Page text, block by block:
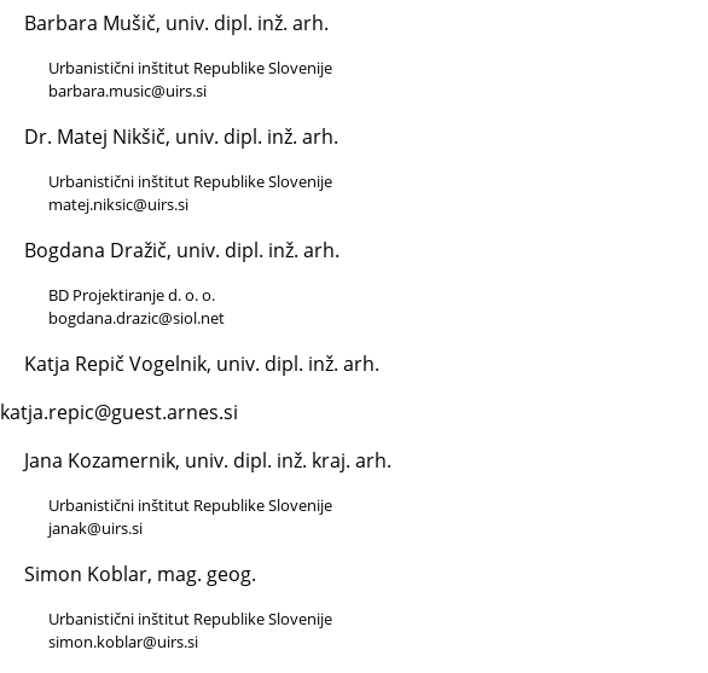
Barbara Mušič, univ. dipl. inž. arh.
Urbanistični inštitut Republike Slovenije
barbara.music@uirs.si
Dr. Matej Nikšič, univ. dipl. inž. arh.
Urbanistični inštitut Republike Slovenije
matej.niksic@uirs.si
Bogdana Dražič, univ. dipl. inž. arh.
BD Projektiranje d. o. o.
bogdana.drazic@siol.net
Katja Repič Vogelnik, univ. dipl. inž. arh.
katja.repic@guest.arnes.si
Jana Kozamernik, univ. dipl. inž. kraj. arh.
Urbanistični inštitut Republike Slovenije
janak@uirs.si
Simon Koblar, mag. geog.
Urbanistični inštitut Republike Slovenije
simon.koblar@uirs.si